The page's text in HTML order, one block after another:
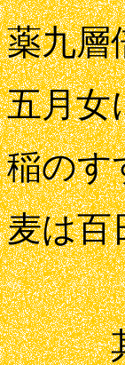
薬九層
五月女
稲のす
麦は百
其